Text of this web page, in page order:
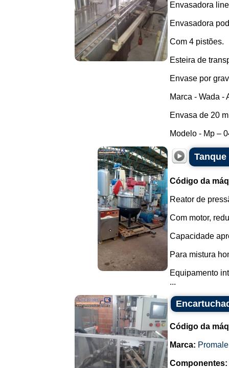
Envasadora
Envasadora
Com 4 pistões.
Esteira de
Envase por
Marca - Wada -
Envasa de 20
Modelo - Mp –
Código da
Reator de
Com motor,
Capacidade
Para mistura
Equipamento
...
Código da
Marca:
Componentes: